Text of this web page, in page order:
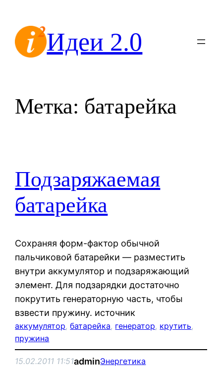
содержимомуИдеи 2.0
Метка: батарейка
Подзаряжаемая
батарейка
Сохраняя форм-фактор обычной
пальчиковой батарейки — разместить
внутри аккумулятор и подзаряжающий
элемент. Для подзарядки достаточно
покрутить генераторную часть, чтобы
взвести пружину. источник
аккумулятор, батарейка, генератор, крутить
пружина
15.02.2011 11:51adminЭнергетика